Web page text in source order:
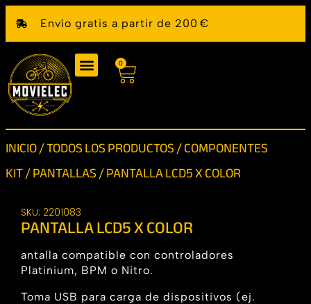
Envío gratis a partir de 200 €
0
INICIO/TODOS LOS PRODUCTOS/COMPONENTES
KIT/PANTALLAS/ PANTALLA LCD5 X COLOR
SKU: 2201083
PANTALLA LCD5 X COLOR
antalla compatible con controladores
Platinium, BPM o Nitro.
Toma USB para carga de dispositivos (ej.